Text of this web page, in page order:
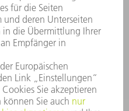
-17:30 Uhr
Uhr